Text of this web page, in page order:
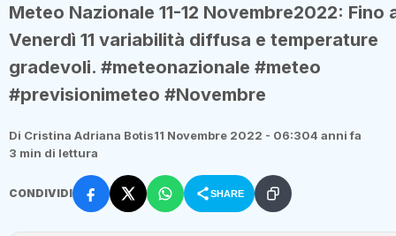
Meteo Nazionale 11-12 Novembre2022: Fino
Venerdì 11 variabilità diffusa e temperature
gradevoli. #meteonazionale #meteo
#previsionimeteo #Novembre
Di Cristina Adriana Botis11 Novembre 2022 - 06:304 anni fa
3 min di lettura
CONDIVIDI SHARE